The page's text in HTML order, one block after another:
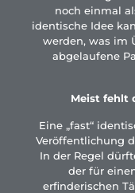
noch einmal
identische Idee
werden, was im
abgelaufene
Meist fehlt
Eine „fast“
Veröffentlichung
In der Regel
der für
erfinderischen